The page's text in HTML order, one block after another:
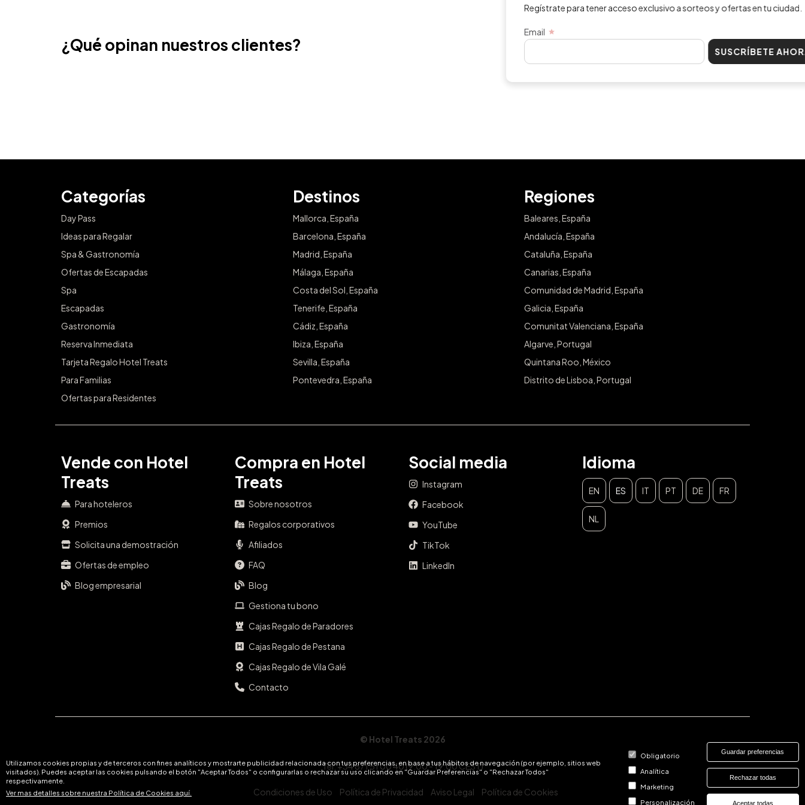
Utilizamos cookies propias y de terceros con fines analíticos y mostrarte publicidad relacionada con tus preferencias, en base a tus hábitos de navegación (por ejemplo, sitios web
visitados). Puedes aceptar las cookies pulsando el botón "Aceptar Todos" o configurarlas o rechazar su uso clicando en "Guardar Preferencias" o "Rechazar Todos"
respectivamente.
Ver mas detalles sobre nuestra Política de Cookies aquí.
Obligatorio
Analítica
Marketing
Personalización
Guardar preferencias
Rechazar todas
Aceptar todas
¿Qué opinan nuestros clientes?
Categorías
Day Pass
Ideas para Regalar
Spa & Gastronomía
Ofertas de Escapadas
Spa
Escapadas
Gastronomía
Reserva Inmediata
Tarjeta Regalo Hotel Treats
Para Familias
Ofertas para Residentes
Destinos
Mallorca, España
Barcelona, España
Madrid, España
Málaga, España
Costa del Sol, España
Tenerife, España
Cádiz, España
Ibiza, España
Sevilla, España
Pontevedra, España
Regiones
Baleares, España
Andalucía, España
Cataluña, España
Canarias, España
Comunidad de Madrid, España
Galicia, España
Comunitat Valenciana, España
Algarve, Portugal
Quintana Roo, México
Distrito de Lisboa, Portugal
Vende con Hotel
Treats
Para hoteleros
Premios
Solicita una demostración
Ofertas de empleo
Blog empresarial
Compra en Hotel
Treats
Sobre nosotros
Regalos corporativos
Afiliados
FAQ
Blog
Gestiona tu bono
Cajas Regalo de Paradores
Cajas Regalo de Pestana
Cajas Regalo de Vila Galé
Contacto
Social media
Instagram
Facebook
YouTube
TikTok
LinkedIn
Idioma
EN ES IT PT DE FR
NL
© Hotel Treats 2026
Tel: +34 871 51 00 40 (9:00 - 19:00 CEST)
Condiciones de Uso Política de Privacidad Aviso Legal Política de Cookies
Regístrate para tener acceso exclusivo a sorteos y ofertas en tu ciudad.
SUSCRÍBETE AHORA